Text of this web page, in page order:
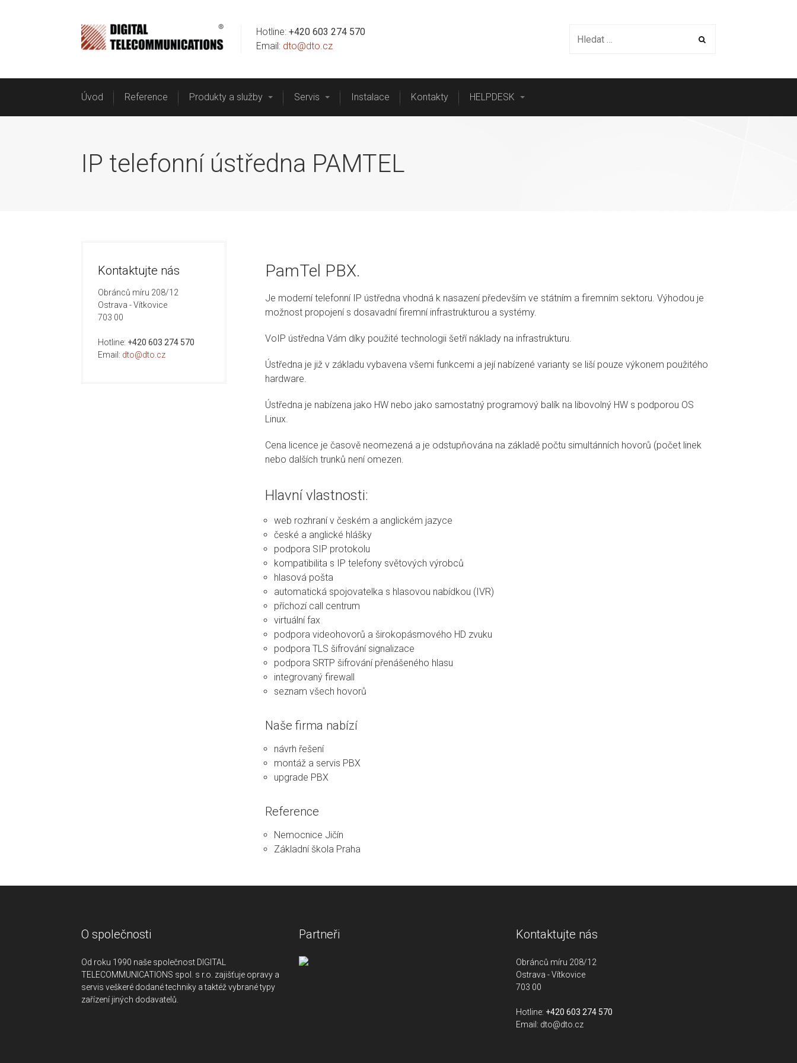
Hotline: +420 603 274 570
Email: dto@dto.cz
Úvod Reference Produkty a služby Servis Instalace Kontakty HELPDESK
IP telefonní ústředna PAMTEL
PamTel PBX.
Je moderní telefonní IP ústředna vhodná k nasazení především ve státním a firemním sektoru. Výhodou je
možnost propojení s dosavadní firemní infrastrukturou a systémy.
VoIP ústředna Vám díky použité technologii šetří náklady na infrastrukturu.
Ústředna je již v základu vybavena všemi funkcemi a její nabízené varianty se liší pouze výkonem použitého
hardware.
Ústředna je nabízena jako HW nebo jako samostatný programový balík na libovolný HW s podporou OS
Linux.
Cena licence je časově neomezená a je odstupňována na základě počtu simultánních hovorů (počet linek
nebo dalších trunků není omezen.
Hlavní vlastnosti:
web rozhraní v českém a anglickém jazyce
české a anglické hlášky
podpora SIP protokolu
kompatibilita s IP telefony světových výrobců
hlasová pošta
automatická spojovatelka s hlasovou nabídkou (IVR)
příchozí call centrum
virtuální fax
podpora videohovorů a širokopásmového HD zvuku
podpora TLS šifrování signalizace
podpora SRTP šifrování přenášeného hlasu
integrovaný firewall
seznam všech hovorů
Naše firma nabízí
návrh řešení
montáž a servis PBX
upgrade PBX
Reference
Nemocnice Jičín
Základní škola Praha
Kontaktujte nás
Obránců míru 208/12
Ostrava - Vítkovice
703 00
Hotline: +420 603 274 570
Email: dto@dto.cz
O společnosti
Od roku 1990 naše společnost DIGITAL
TELECOMMUNICATIONS spol. s r.o. zajišťuje opravy a
servis veškeré dodané techniky a taktéž vybrané typy
zařízení jiných dodavatelů.
Partneři Kontaktujte nás
Obránců míru 208/12
Ostrava - Vítkovice
703 00
Hotline: +420 603 274 570
Email: dto@dto.cz